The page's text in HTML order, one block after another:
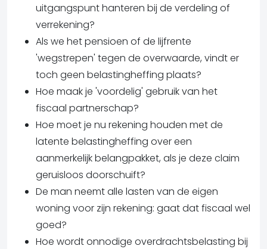
uitgangspunt hanteren bij de verdeling of
verrekening?
Als we het pensioen of de lijfrente
'wegstrepen' tegen de overwaarde, vindt er
toch geen belastingheffing plaats?
Hoe maak je 'voordelig' gebruik van het
fiscaal partnerschap?
Hoe moet je nu rekening houden met de
latente belastingheffing over een
aanmerkelijk belangpakket, als je deze claim
geruisloos doorschuift?
De man neemt alle lasten van de eigen
woning voor zijn rekening: gaat dat fiscaal wel
goed?
Hoe wordt onnodige overdrachtsbelasting bij